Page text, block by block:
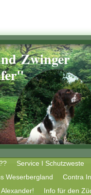
Zwinger
Service I Schutzweste
Weserbergland Contra
Alexander! Info für den